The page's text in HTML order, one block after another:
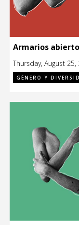
Armarios
Thursday, August 25,
GÉNERO Y